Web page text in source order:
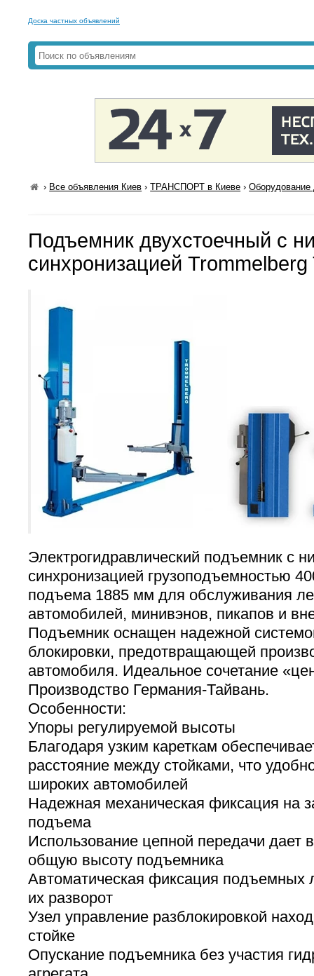
Доска частных объявлений
› Все объявления Киев ›ТРАНСПОРТ в Киеве ›Оборудование
Подъемник двухстоечный с
синхронизацией
Электрогидравлический подъемник с
синхронизацией грузоподъемностью
подъема 1885 мм для обслуживания
автомобилей, минивэнов, пикапов и
Подъемник оснащен надежной
блокировки, предотвращающей
автомобиля. Идеальное сочетание
Производство Германия-Тайвань.
Особенности:
Упоры регулируемой высоты
Благодаря узким кареткам
расстояние между стойками, что
широких автомобилей
Надежная механическая фиксация на
подъема
Использование цепной передачи дает
общую высоту подъемника
Автоматическая фиксация подъемных
их разворот
Узел управление разблокировкой
стойке
Опускание подъемника без участия